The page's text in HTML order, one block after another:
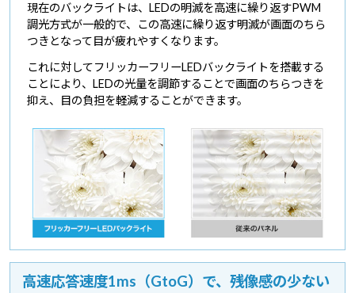
現在のバックライトは、LEDの明滅を高速に繰り返すPWM
調光方式が一般的で、この高速に繰り返す明滅が画面のちら
つきとなって目が疲れやすくなります。
これに対してフリッカーフリーLEDバックライトを搭載する
ことにより、LEDの光量を調節することで画面のちらつきを
抑え、目の負担を軽減することができます。
高速応答速度1ms（GtoG）で、残像感の少ない